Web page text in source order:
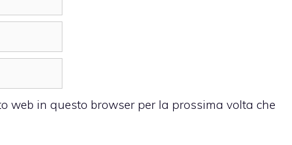
web in questo browser per la prossima volta che